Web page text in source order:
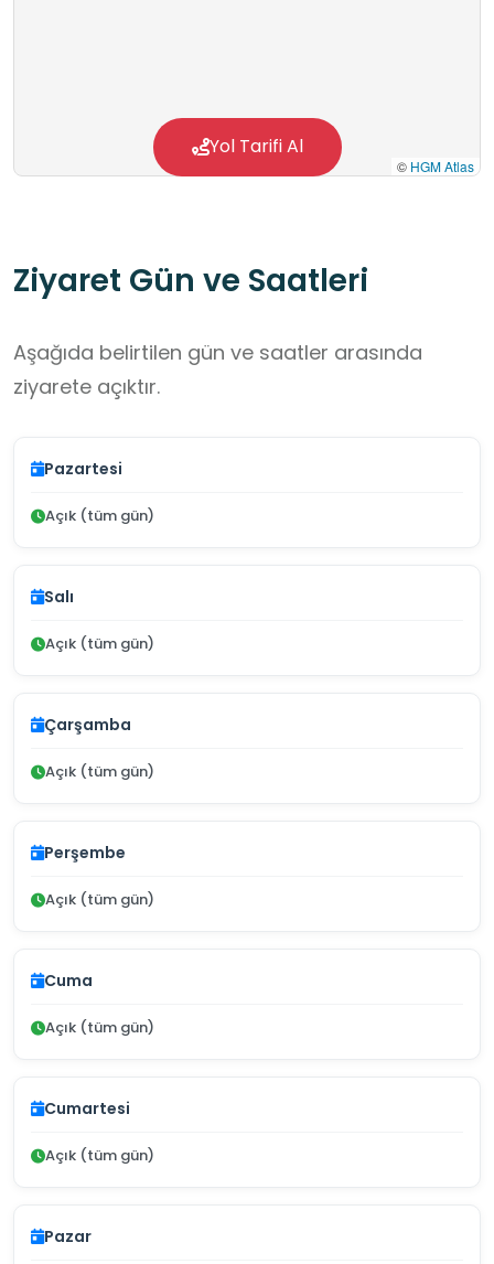
© HGM Atlas
Yol Tarifi Al
Ziyaret Gün ve Saatleri
Aşağıda belirtilen gün ve saatler arasında
ziyarete açıktır.
Pazartesi
Açık (tüm gün)
Salı
Açık (tüm gün)
Çarşamba
Açık (tüm gün)
Perşembe
Açık (tüm gün)
Cuma
Açık (tüm gün)
Cumartesi
Açık (tüm gün)
Pazar